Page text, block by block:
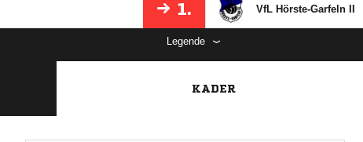
1. VfL Hörste-Garfeln II
Legende
KADER